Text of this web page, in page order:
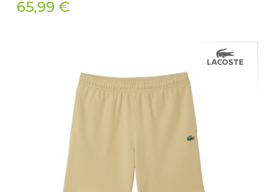
65,99 €